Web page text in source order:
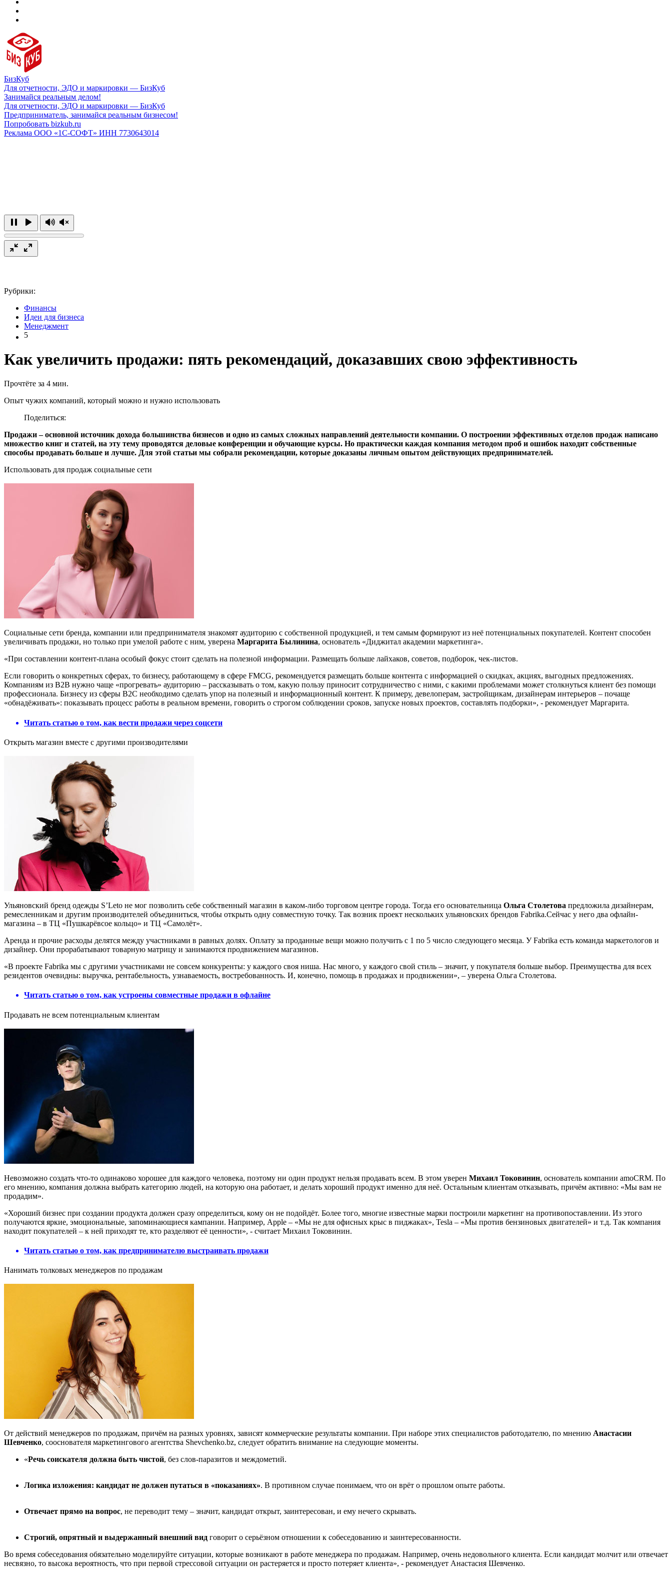
БизКуб
Для отчетности, ЭДО и маркировки — БизКуб
Занимайся реальным делом!
Для отчетности, ЭДО и маркировки — БизКуб
Предприниматель, занимайся реальным бизнесом!
Попробовать bizkub.ru
Реклама ООО «1С-СОФТ» ИНН 7730643014
Рубрики:
Финансы
Идеи для бизнеса
Менеджмент
5
Как увеличить продажи: пять рекомендаций, доказавших свою эффективность
Прочтёте за 4 мин.
Опыт чужих компаний, который можно и нужно использовать
Поделиться:
Продажи – основной источник дохода большинства бизнесов и одно из самых сложных направлений деятельности компании. О построении эффективных отделов продаж написано
множество книг и статей, на эту тему проводятся деловые конференции и обучающие курсы. Но практически каждая компания методом проб и ошибок находит собственные
способы продавать больше и лучше. Для этой статьи мы собрали рекомендации, которые доказаны личным опытом действующих предпринимателей.
Использовать для продаж социальные сети
Социальные сети бренда, компании или предпринимателя знакомят аудиторию с собственной продукцией, и тем самым формируют из неё потенциальных покупателей. Контент способен
увеличивать продажи, но только при умелой работе с ним, уверена Маргарита Былинина, основатель «Диджитал академии маркетинга».
«При составлении контент-плана особый фокус стоит сделать на полезной информации. Размещать больше лайхаков, советов, подборок, чек-листов.
Если говорить о конкретных сферах, то бизнесу, работающему в сфере FMCG, рекомендуется размещать больше контента с информацией о скидках, акциях, выгодных предложениях.
Компаниям из B2B нужно чаще «прогревать» аудиторию – рассказывать о том, какую пользу приносит сотрудничество с ними, с какими проблемами может столкнуться клиент без помощи
профессионала. Бизнесу из сферы B2C необходимо сделать упор на полезный и информационный контент. К примеру, девелоперам, застройщикам, дизайнерам интерьеров – почаще
«обнадёживать»: показывать процесс работы в реальном времени, говорить о строгом соблюдении сроков, запуске новых проектов, составлять подборки», - рекомендует Маргарита.
Читать статью о том, как вести продажи через соцсети
Открыть магазин вместе с другими производителями
Ульяновский бренд одежды S’Leto не мог позволить себе собственный магазин в каком-либо торговом центре города. Тогда его основательница Ольга Столетова предложила дизайнерам,
ремесленникам и другим производителей объединиться, чтобы открыть одну совместную точку. Так возник проект нескольких ульяновских брендов Fabrika.Сейчас у него два офлайн-
магазина – в ТЦ «Пушкарёвсое кольцо» и ТЦ «Самолёт».
Аренда и прочие расходы делятся между участниками в равных долях. Оплату за проданные вещи можно получить с 1 по 5 число следующего месяца. У Fabrika есть команда маркетологов и
дизайнер. Они прорабатывают товарную матрицу и занимаются продвижением магазинов.
«В проекте Fabrika мы с другими участниками не совсем конкуренты: у каждого своя ниша. Нас много, у каждого свой стиль – значит, у покупателя больше выбор. Преимущества для всех
резидентов очевидны: выручка, рентабельность, узнаваемость, востребованность. И, конечно, помощь в продажах и продвижении», – уверена Ольга Столетова.
Читать статью о том, как устроены совместные продажи в офлайне
Продавать не всем потенциальным клиентам
Невозможно создать что-то одинаково хорошее для каждого человека, поэтому ни один продукт нельзя продавать всем. В этом уверен Михаил Токовинин, основатель компании amoCRM. По
его мнению, компания должна выбрать категорию людей, на которую она работает, и делать хороший продукт именно для неё. Остальным клиентам отказывать, причём активно: «Мы вам не
продадим».
«Хороший бизнес при создании продукта должен сразу определиться, кому он не подойдёт. Более того, многие известные марки построили маркетинг на противопоставлении. Из этого
получаются яркие, эмоциональные, запоминающиеся кампании. Например, Apple – «Мы не для офисных крыс в пиджаках», Tesla – «Мы против бензиновых двигателей» и т.д. Так компания
находит покупателей – к ней приходят те, кто разделяют её ценности», - считает Михаил Токовинин.
Читать статью о том, как предпринимателю выстраивать продажи
Нанимать толковых менеджеров по продажам
От действий менеджеров по продажам, причём на разных уровнях, зависят коммерческие результаты компании. При наборе этих специалистов работодателю, по мнению Анастасии
Шевченко, сооснователя маркетингового агентства Shevchenko.bz, следует обратить внимание на следующие моменты.
«Речь соискателя должна быть чистой, без слов-паразитов и междометий.
Логика изложения: кандидат не должен путаться в «показаниях». В противном случае понимаем, что он врёт о прошлом опыте работы.
Отвечает прямо на вопрос, не переводит тему – значит, кандидат открыт, заинтересован, и ему нечего скрывать.
Строгий, опрятный и выдержанный внешний вид говорит о серьёзном отношении к собеседованию и заинтересованности.
Во время собеседования обязательно моделируйте ситуации, которые возникают в работе менеджера по продажам. Например, очень недовольного клиента. Если кандидат молчит или отвечает
несвязно, то высока вероятность, что при первой стрессовой ситуации он растеряется и просто потеряет клиента», - рекомендует Анастасия Шевченко.